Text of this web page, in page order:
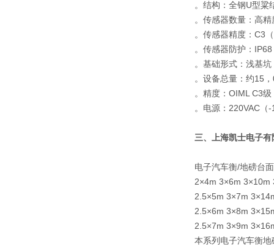
。结构：全钢U型粱
。传感器数量：高
。传感器精度：C3
。传感器防护：IP68
。基础形式：浅基坑
。设备总量：约15
。精度：OIML C3级
。电源：220VAC（
三、 上海凯士电子
电子汽车衡/地磅台
2×4m 3×6m 3×10m
2.5×5m 3×7m
2.5×6m 3×8m
2.5×7m 3×9m
本系列电子汽车衡